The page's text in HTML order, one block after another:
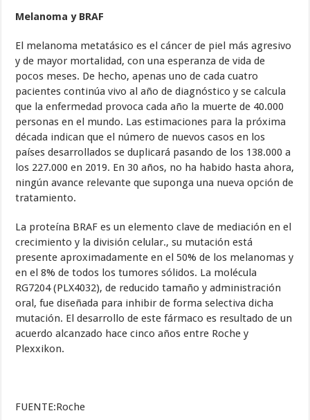
Melanoma y BRAF
El melanoma metatásico es el cáncer de piel más agresivo
y de mayor mortalidad, con una esperanza de vida de
pocos meses. De hecho, apenas uno de cada cuatro
pacientes continúa vivo al año de diagnóstico y se calcula
que la enfermedad provoca cada año la muerte de 40.000
personas en el mundo. Las estimaciones para la próxima
década indican que el número de nuevos casos en los
países desarrollados se duplicará pasando de los 138.000 a
los 227.000 en 2019. En 30 años, no ha habido hasta ahora,
ningún avance relevante que suponga una nueva opción de
tratamiento.
La proteína BRAF es un elemento clave de mediación en el
crecimiento y la división celular., su mutación está
presente aproximadamente en el 50% de los melanomas y
en el 8% de todos los tumores sólidos. La molécula
RG7204 (PLX4032), de reducido tamaño y administración
oral, fue diseñada para inhibir de forma selectiva dicha
mutación. El desarrollo de este fármaco es resultado de un
acuerdo alcanzado hace cinco años entre Roche y
Plexxikon.
FUENTE:Roche